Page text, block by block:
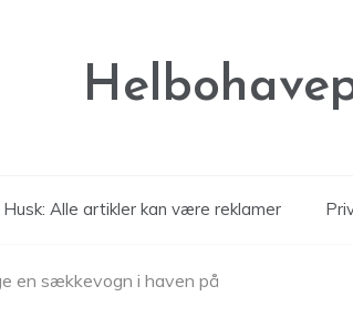
Husk: Alle artikler kan være reklamer
en sækkevogn i haven på